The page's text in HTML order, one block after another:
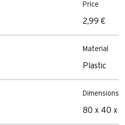
Price
2,99 €
Material
Plastic
Dimensions
80 x 40 x